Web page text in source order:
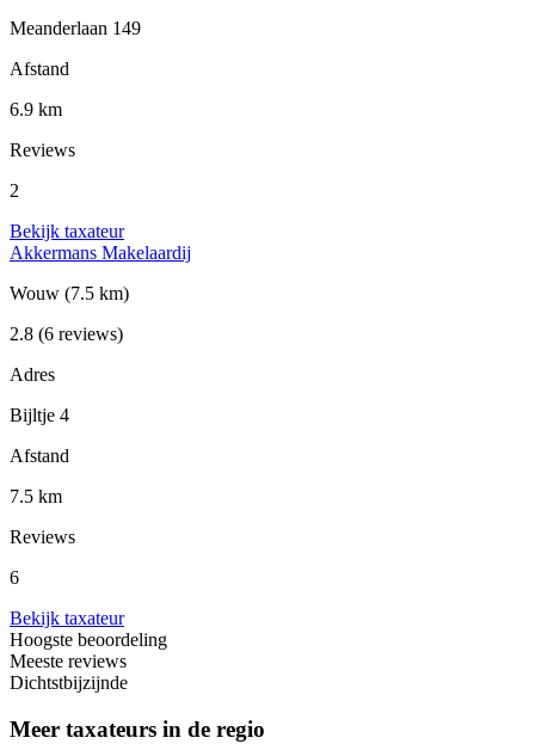
Meanderlaan 149
Afstand
6.9 km
Reviews
2
Bekijk taxateur
Akkermans Makelaardij
Wouw (7.5 km)
2.8 (6 reviews)
Adres
Bijltje 4
Afstand
7.5 km
Reviews
6
Bekijk taxateur
Hoogste beoordeling
Meeste reviews
Dichtstbijzijnde
Meer taxateurs in de regio